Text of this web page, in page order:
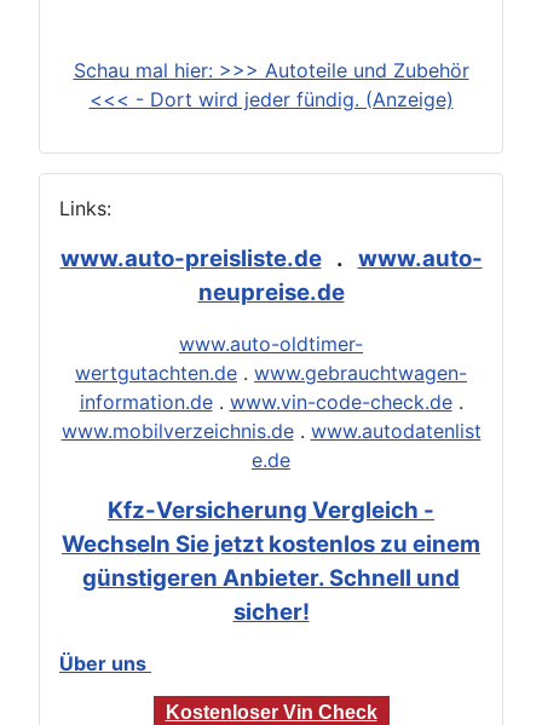
Schau mal hier: >>> Autoteile und Zubehör
<<< - Dort wird jeder fündig. (Anzeige)
Links:
www.auto-preisliste.de. www.auto-
neupreise.de
www.auto-oldtimer-
wertgutachten.de . www.gebrauchtwagen-
information.de. www.vin-code-check.de.
www.mobilverzeichnis.de. www.autodatenlist
e.de
Kfz-Versicherung Vergleich -
Wechseln Sie jetzt kostenlos zu einem
günstigeren Anbieter. Schnell und
sicher!
Über uns
Kostenloser Vin Check